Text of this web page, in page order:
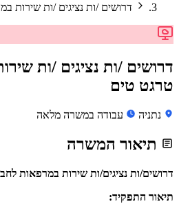
דרושים /ות נציגים /ות שירות
דרושים /ות נציגים /ות
טרגט טים
נתניה עבודה במשרה מלאה
תיאור המשרה
דרושים/ות נציגים/ות שירות במרפאות
תיאור התפקיד: